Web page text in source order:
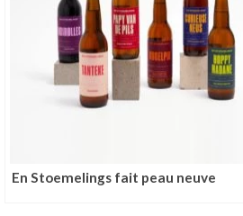
En Stoemelings fait peau neuve